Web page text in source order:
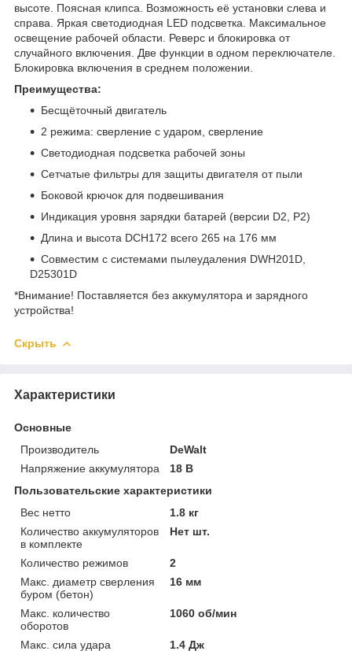
высоте. Поясная клипса. Возможность её установки слева и
справа. Яркая светодиодная LED подсветка. Максимальное
освещение рабочей области. Реверс и блокировка от
случайного включения. Две функции в одном переключателе.
Блокировка включения в среднем положении.
Преимущества:
Бесщёточный двигатель
2 режима: сверление с ударом, сверление
Светодиодная подсветка рабочей зоны
Сетчатые фильтры для защиты двигателя от пыли
Боковой крючок для подвешивания
Индикация уровня зарядки батарей (версии D2, P2)
Длина и высота DCH172 всего 265 на 176 мм
Совместим с системами пылеудаления DWH201D,
D25301D
*Внимание! Поставляется без аккумулятора и зарядного
устройства!
Скрыть
Характеристики
Основные
Производитель
DeWalt
Напряжение аккумулятора
18 В
Пользовательские характеристики
Вес нетто
1.8 кг
Количество аккумуляторов
в комплекте
Нет шт.
Количество режимов
2
Макс. диаметр сверления
буром (бетон)
16 мм
Макс. количество
оборотов
1060 об/мин
Макс. сила удара
1.4 Дж